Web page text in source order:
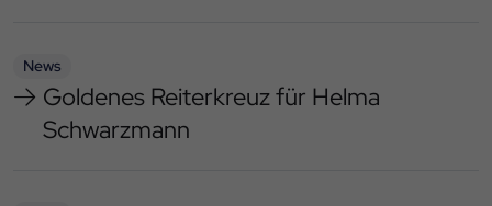
News
Goldenes Reiterkreuz für Helma
Schwarzmann